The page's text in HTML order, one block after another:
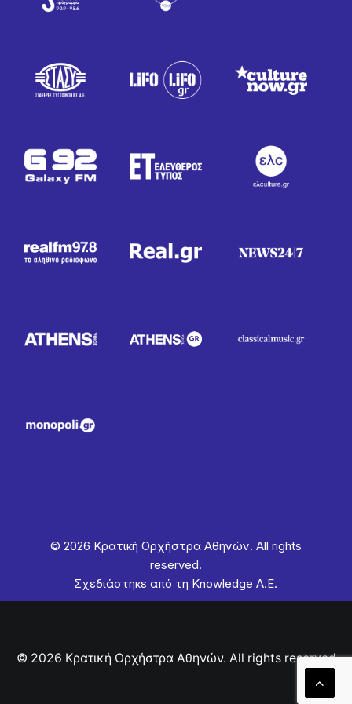
© 2026 Κρατική Ορχήστρα Αθηνών. All rights
reserved.
Σχεδιάστηκε από τη Knowledge Α.Ε.
© 2026 Κρατική Ορχήστρα Αθηνών. All rights reserved